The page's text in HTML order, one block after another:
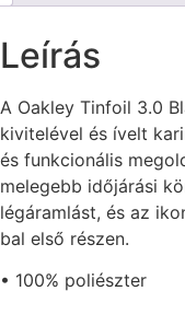
Leírás
A Oakley Tinfoil 3.0
kivitelével és ívelt
és funkcionális
melegebb időjárási
légáramlást, és az
bal első részen.
• 100% poliészter